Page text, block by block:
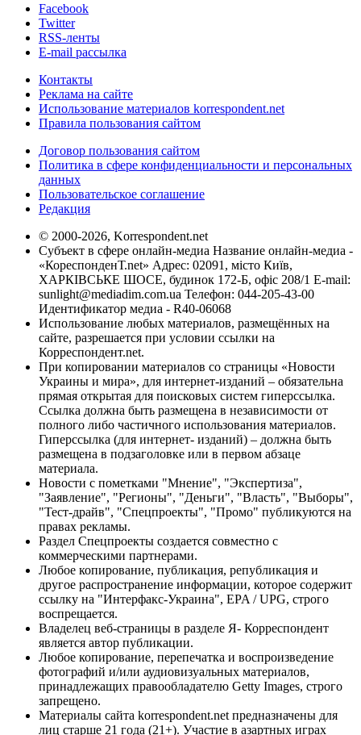
Facebook
Twitter
RSS-ленты
E-mail рассылка
Контакты
Реклама на сайте
Использование материалов korrespondent.net
Правила пользования сайтом
Договор пользования сайтом
Политика в сфере конфиденциальности и персональных
данных
Пользовательское соглашение
Редакция
© 2000-2026, Korrespondent.net
Субъект в сфере онлайн-медиа Название онлайн-медиа -
«КореспонденТ.net» Адрес: 02091, місто Київ,
ХАРКІВСЬКЕ ШОСЕ, будинок 172-Б, офіс 208/1 E-mail:
sunlight@mediadim.com.ua Телефон: 044-205-43-00
Идентификатор медиа - R40-06068
Использование любых материалов, размещённых на
сайте, разрешается при условии ссылки на
Корреспондент.net.
При копировании материалов со страницы «Новости
Украины и мира», для интернет-изданий – обязательна
прямая открытая для поисковых систем гиперссылка.
Ссылка должна быть размещена в независимости от
полного либо частичного использования материалов.
Гиперссылка (для интернет- изданий) – должна быть
размещена в подзаголовке или в первом абзаце
материала.
Новости с пометками "Мнение", "Экспертиза",
"Заявление", "Регионы", "Деньги", "Власть", "Выборы",
"Тест-драйв", "Спецпроекты", "Промо" публикуются на
правах рекламы.
Раздел Спецпроекты создается совместно с
коммерческими партнерами.
Любое копирование, публикация, републикация и
другое распространение информации, которое содержит
ссылку на "Интерфакс-Украина", EPA / UPG, строго
воспрещается.
Владелец веб-страницы в разделе Я- Корреспондент
является автор публикации.
Любое копирование, перепечатка и воспроизведение
фотографий и/или аудиовизуальных материалов,
принадлежащих правообладателю Getty Images, строго
запрещено.
Материалы сайта korrespondent.net предназначены для
лиц старше 21 года (21+). Участие в азартных играх